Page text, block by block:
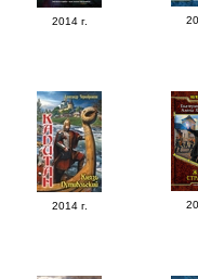
2014 г.
2014 г.